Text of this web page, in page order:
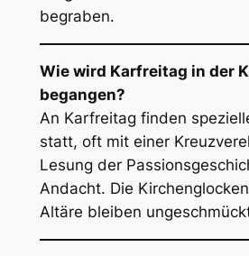
begraben.
Wie wird Karfreitag in der
begangen?
An Karfreitag finden
statt, oft mit einer
Lesung der
Andacht. Die
Altäre bleiben